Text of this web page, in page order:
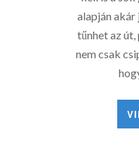
alapján akár
tűnhet az
nem csak